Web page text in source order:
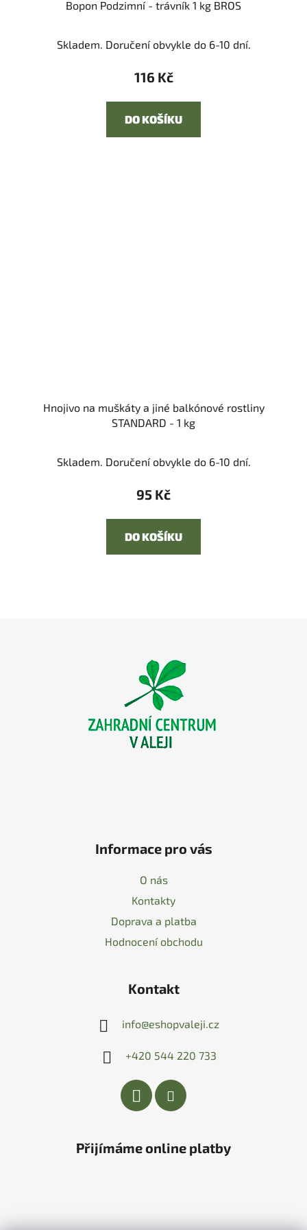
Bopon Podzimní - trávník 1 kg BROS
Skladem. Doručení obvykle do 6-10 dní.
116 Kč
DO KOŠÍKU
Hnojivo na muškáty a jiné balkónové rostliny
STANDARD - 1 kg
Skladem. Doručení obvykle do 6-10 dní.
95 Kč
DO KOŠÍKU
Informace pro vás
O nás
Kontakty
Doprava a platba
Hodnocení obchodu
Kontakt
info@eshopvaleji.cz
+420 544 220 733
Přijímáme online platby